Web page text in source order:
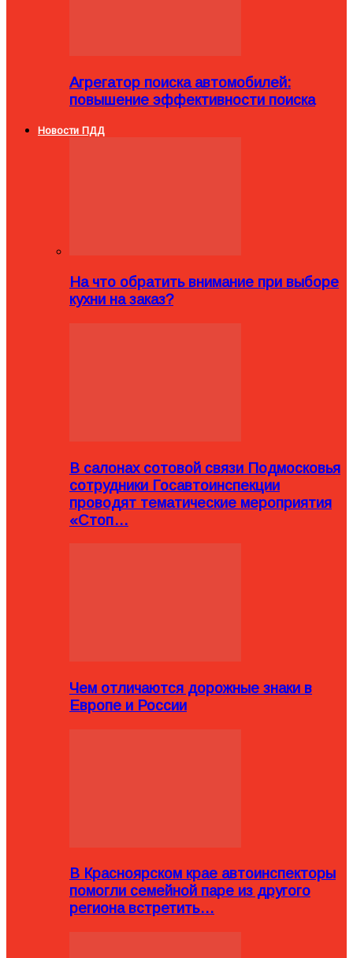
Агрегатор поиска автомобилей:
повышение эффективности поиска
Новости ПДД
На что обратить внимание при выборе
кухни на заказ?
В салонах сотовой связи Подмосковья
сотрудники Госавтоинспекции
проводят тематические мероприятия
«Стоп…
Чем отличаются дорожные знаки в
Европе и России
В Красноярском крае автоинспекторы
помогли семейной паре из другого
региона встретить…